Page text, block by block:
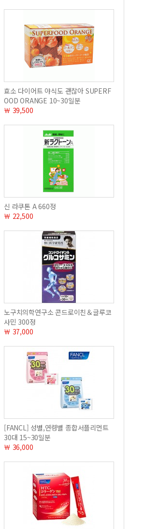
효소 다이어트 야식도 괜찮아 SUPERF
OOD ORANGE 10~30일분
￦ 39,500
신 라쿠톤 A 660정
￦ 22,500
노구치의학연구소 콘드로이친＆글루코
사민 300정
￦ 37,000
[FANCL] 성별,연령별 종합서플리먼트
30대 15~30일분
￦ 36,000